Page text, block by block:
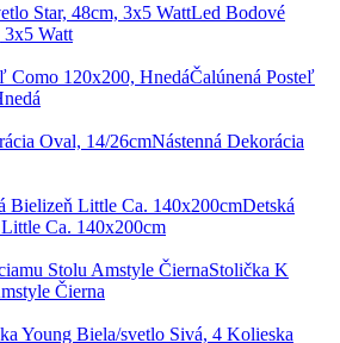
Led Bodové
3x5 Watt
Čalúnená Posteľ
Nástenná Dekorácia
Detská
Ca. 140x200cm
Stolička K
Čierna